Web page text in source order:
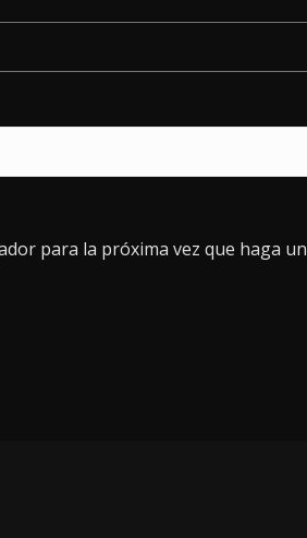
para la próxima vez que haga un